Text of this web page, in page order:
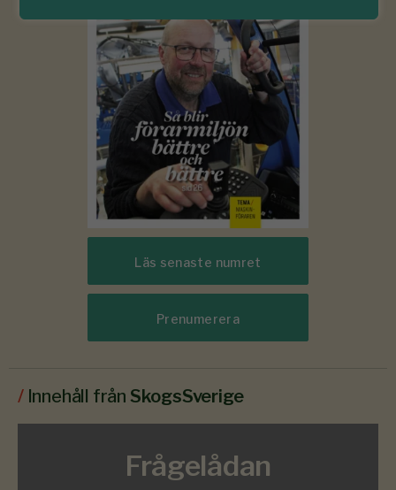
Läs senaste numret
Prenumerera
/ Innehåll från SkogsSverige
Frågelådan